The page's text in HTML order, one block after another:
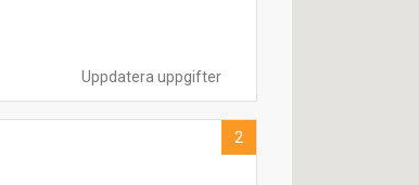
Uppdatera uppgifter
2